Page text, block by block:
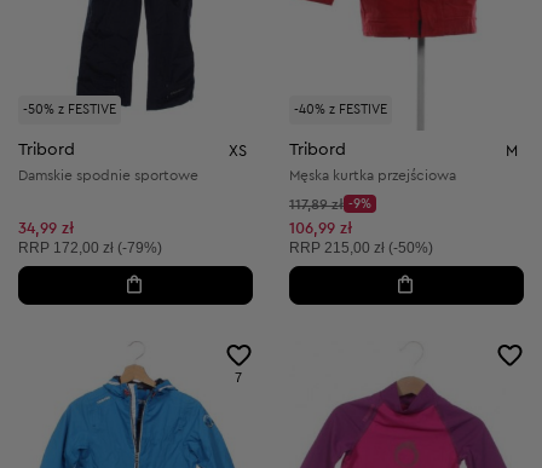
-50% z FESTIVE
Tribord XS
Damskie spodnie sportowe
34,99 zł
Cena sugerowana:
RRP 172,00 zł (-79%)
-40% z FESTIVE
Tribord M
Męska kurtka przejściowa
Cena początkowa:
117,89 zł
Discount Price:
-9%
Obniżona cena:
106,99 zł
Cena sugerowana:
RRP 215,00 zł (-50%)
7